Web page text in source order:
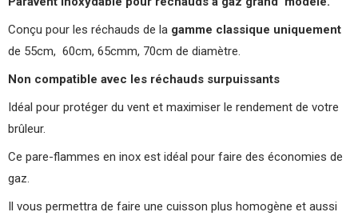
Conçu pour les réchauds de la gamme classique uniquement
de 55cm, 60cm, 65cmm, 70cm de diamètre.
Non compatible avec les réchauds surpuissants
Idéal pour protéger du vent et maximiser le rendement de votre
brûleur.
Ce pare-flammes en inox est idéal pour faire des économies de
gaz.
Il vous permettra de faire une cuisson plus homogène et aussi